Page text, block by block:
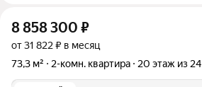
8 858 300 ₽
от 31 822 ₽ в месяц
73,3 м²
2-комн. квартира 20 этаж из 24